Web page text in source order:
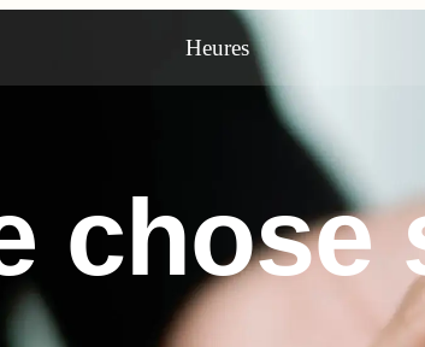
Heures
chose